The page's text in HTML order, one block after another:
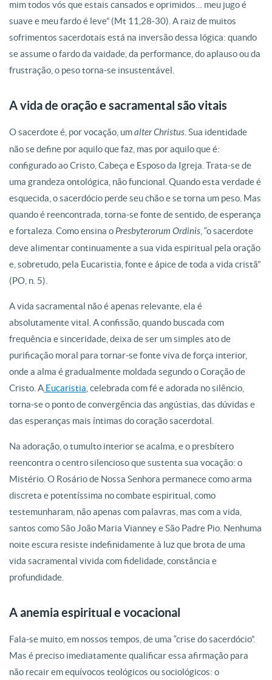
mim todos vós que estais cansados e oprimidos… meu jugo é
suave e meu fardo é leve” (Mt 11,28-30). A raiz de muitos
sofrimentos sacerdotais está na inversão dessa lógica: quando
se assume o fardo da vaidade, da performance, do aplauso ou da
frustração, o peso torna-se insustentável.
A vida de oração e sacramental são vitais
O sacerdote é, por vocação, umalter Christus. Sua identidade
não se define por aquilo que faz, mas por aquilo que é:
configurado ao Cristo, Cabeça e Esposo da Igreja. Trata-se de
uma grandeza ontológica, não funcional. Quando esta verdade é
esquecida, o sacerdócio perde seu chão e se torna um peso. Mas
quando é reencontrada, torna-se fonte de sentido, de esperança
e fortaleza. Como ensina o Presbyterorum Ordinis, “o sacerdote
deve alimentar continuamente a sua vida espiritual pela oração
e, sobretudo, pela Eucaristia, fonte e ápice de toda a vida cristã”
(PO, n. 5).
A vida sacramental não é apenas relevante, ela é
absolutamente vital. A confissão, quando buscada com
frequência e sinceridade, deixa de ser um simples ato de
purificação moral para tornar-se fonte viva de força interior,
onde a alma é gradualmente moldada segundo o Coração de
Cristo. A Eucaristia, celebrada com fé e adorada no silêncio,
torna-se o ponto de convergência das angústias, das dúvidas e
das esperanças mais íntimas do coração sacerdotal.
Na adoração, o tumulto interior se acalma, e o presbítero
reencontra o centro silencioso que sustenta sua vocação: o
Mistério. O Rosário de Nossa Senhora permanece como arma
discreta e potentíssima no combate espiritual, como
testemunharam, não apenas com palavras, mas com a vida,
santos como São João Maria Vianney e São Padre Pio. Nenhuma
noite escura resiste indefinidamente à luz que brota de uma
vida sacramental vivida com fidelidade, constância e
profundidade.
A anemia espiritual e vocacional
Fala-se muito, em nossos tempos, de uma “crise do sacerdócio”.
Mas é preciso imediatamente qualificar essa afirmação para
não recair em equívocos teológicos ou sociológicos: o